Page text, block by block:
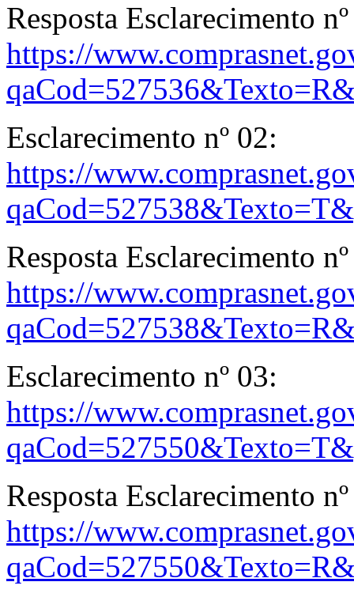
Resposta Esclarecimento
https://
Esclarecimento nº 02:
https://
Resposta Esclarecimento
https://
Esclarecimento nº 03:
https://
Resposta Esclarecimento
https://